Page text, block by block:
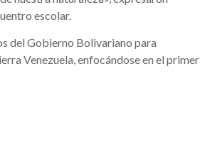
escolar.
del Gobierno Bolivariano para
Venezuela, enfocándose en el primer